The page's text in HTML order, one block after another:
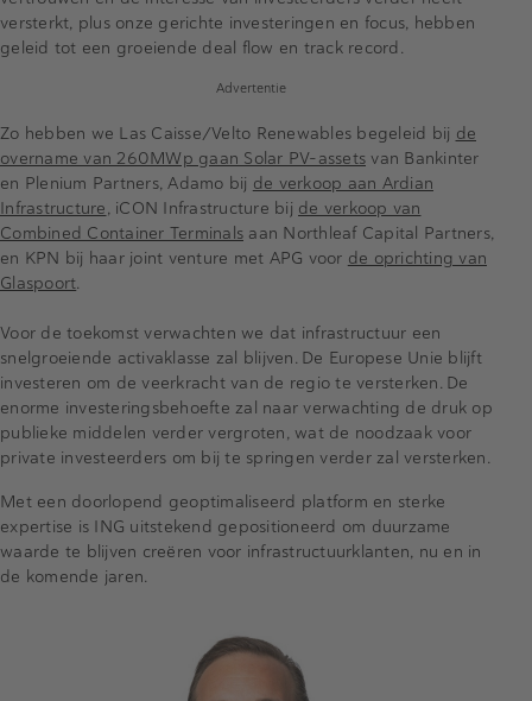
versterkt, plus onze gerichte investeringen en focus, hebben
geleid tot een groeiende deal flow en track record.
Advertentie
Zo hebben we Las Caisse/Velto Renewables begeleid bij de
overname van 260MWp gaan Solar PV-assets van Bankinter
en Plenium Partners, Adamo bij de verkoop aan Ardian
Infrastructure, iCON Infrastructure bij de verkoop van
Combined Container Terminals aan Northleaf Capital Partners,
en KPN bij haar joint venture met APG voor de oprichting van
Glaspoort.
Voor de toekomst verwachten we dat infrastructuur een
snelgroeiende activaklasse zal blijven. De Europese Unie blijft
investeren om de veerkracht van de regio te versterken. De
enorme investeringsbehoefte zal naar verwachting de druk op
publieke middelen verder vergroten, wat de noodzaak voor
private investeerders om bij te springen verder zal versterken.
Met een doorlopend geoptimaliseerd platform en sterke
expertise is ING uitstekend gepositioneerd om duurzame
waarde te blijven creëren voor infrastructuurklanten, nu en in
de komende jaren.